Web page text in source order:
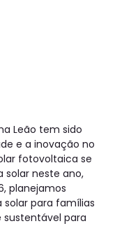
Leão tem sido
e a inovação no
fotovoltaica se
solar neste ano,
planejamos
solar para famílias
sustentável para